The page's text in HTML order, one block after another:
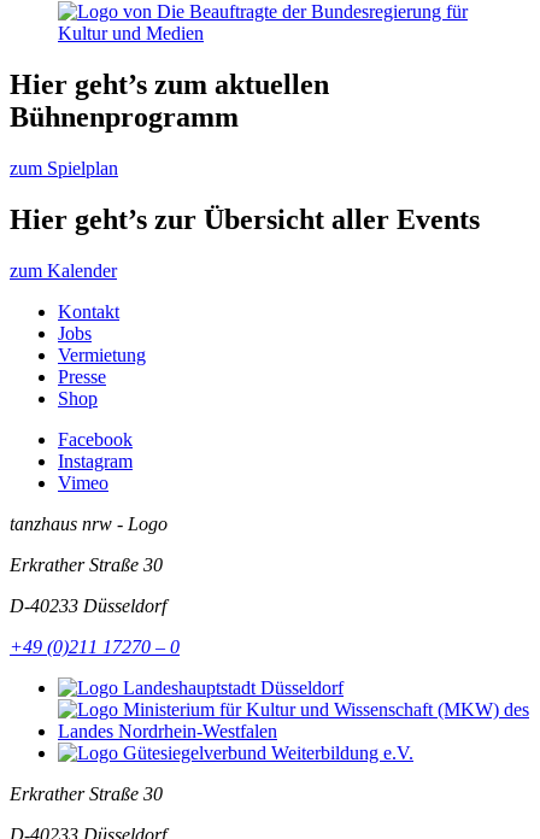
Hier geht’s zum aktuellen
Bühnenprogramm
zum Spielplan
Hier geht’s zur Übersicht aller Events
zum Kalender
Kontakt
Jobs
Vermietung
Presse
Shop
Facebook
Instagram
Vimeo
tanzhaus nrw - Logo
Erkrather Straße 30
D-40233 Düsseldorf
+49 (0)211 17270 – 0
Erkrather Straße 30
D-40233 Düsseldorf